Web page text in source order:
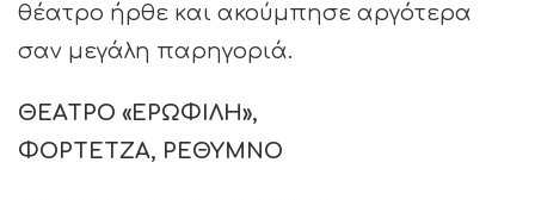
θέατρο ήρθε και ακούμπησε αργότερα
σαν μεγάλη παρηγοριά.
ΘΕΑΤΡΟ «ΕΡΩΦΙΛΗ»,
ΦΟΡΤΕΤΖΑ, ΡΕΘΥΜΝΟ